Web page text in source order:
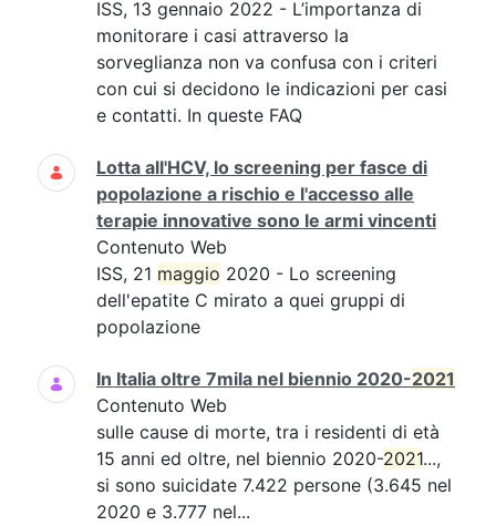
ISS, 13 gennaio 2022 - L’importanza di
monitorare i casi attraverso la
sorveglianza non va confusa con i criteri
con cui si decidono le indicazioni per casi
e contatti. In queste FAQ
Lotta all'HCV, lo screening per fasce di
popolazione a rischio e l'accesso alle
terapie innovative sono le armi vincenti
Contenuto Web
ISS, 21 maggio 2020 - Lo screening
dell'epatite C mirato a quei gruppi di
popolazione
In Italia oltre 7mila nel biennio 2020-2021
Contenuto Web
sulle cause di morte, tra i residenti di età
15 anni ed oltre, nel biennio 2020-2021...,
si sono suicidate 7.422 persone (3.645 nel
2020 e 3.777 nel...